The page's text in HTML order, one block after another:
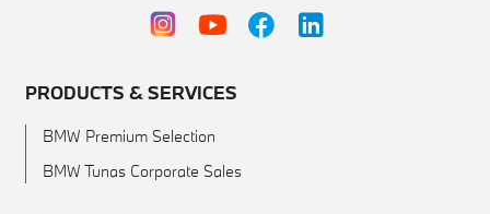
PRODUCTS & SERVICES
BMW Premium Selection
BMW Tunas Corporate Sales